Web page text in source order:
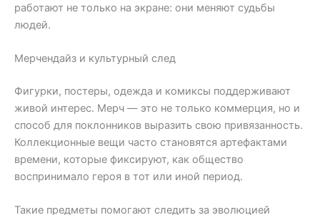
работают не только на экране: они меняют судьбы
людей.
Мерчендайз и культурный след
Фигурки, постеры, одежда и комиксы поддерживают
живой интерес. Мерч — это не только коммерция, но и
способ для поклонников выразить свою привязанность.
Коллекционные вещи часто становятся артефактами
времени, которые фиксируют, как общество
воспринимало героя в тот или иной период.
Такие предметы помогают следить за эволюцией